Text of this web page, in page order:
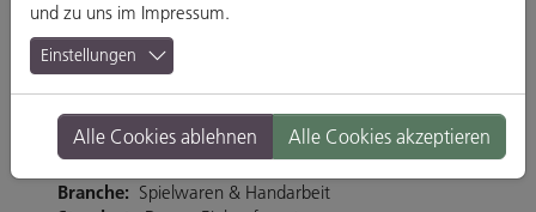
Nanu Nana
Weichser Weg 5, 93059 Regensburg
Tel. 0941-2966496
http://www.nanu-nana.de/
Branche: Spielwaren & Handarbeit
und zu uns im Impressum.
Einstellungen
Alle Cookies ablehnen Alle Cookies akzeptieren